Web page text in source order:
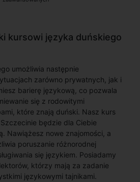
kursowi języka duńskiego
umożliwia następnie
zarówno prywatnych, jak i
barierę językową, co pozwala
się z rodowitymi
które znają duński. Nasz kurs
będzie dla Ciebie
Nawiążesz nowe znajomości, a
poruszanie różnorodnej
się językiem. Posiadamy
którzy mają za zadanie
językowymi tajnikami.